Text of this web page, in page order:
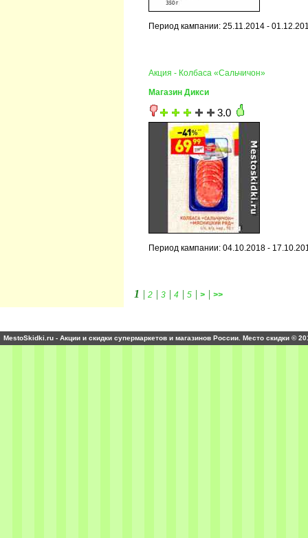
Период кампании: 25.11.2014 -
Акция - Колбаса «Сальчичон»
Магазин Дикси
3.0
Период кампании: 04.10.2018 -
1 | 2 | 3 | 4 | 5 | > | >>
MestoSkidki.ru - Акции и скидки супермаркетов и магазинов России. Место скидки ©